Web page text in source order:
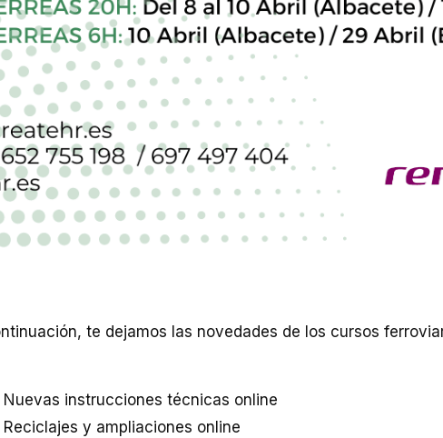
te dejamos las novedades de los cursos
Nuevas instrucciones técnicas online
Reciclajes y ampliaciones online